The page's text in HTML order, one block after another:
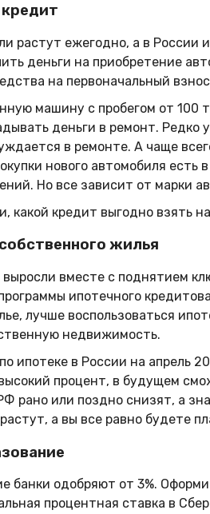
растут ежегодно, а в
деньги на приобретение
на первоначальный
машину с пробегом от 100
деньги в ремонт. Редко
в ремонте. А чаще
нового автомобиля есть
Но все зависит от марки
какой кредит выгодно взять
жилья
выросли вместе с поднятием
ипотечного
лучше воспользоваться
недвижимость.
ипотеке в России на апрель
процент, в будущем
рано или поздно снизят, а
а вы все равно будете
банки одобряют от 3%.
процентная ставка в